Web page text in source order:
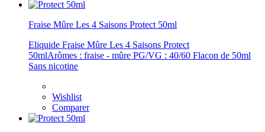
Fraise Mûre Les 4 Saisons Protect 50ml
Eliquide Fraise Mûre Les 4 Saisons Protect
50mlArômes : fraise - mûre PG/VG : 40/60 Flacon de 50ml
Sans nicotine
Wishlist
Comparer